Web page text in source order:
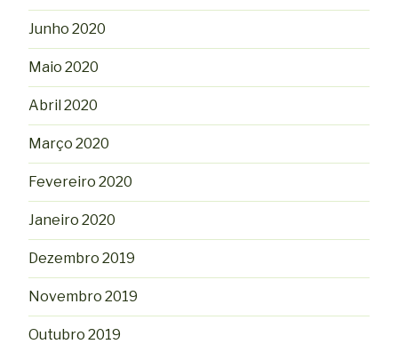
Junho 2020
Maio 2020
Abril 2020
Março 2020
Fevereiro 2020
Janeiro 2020
Dezembro 2019
Novembro 2019
Outubro 2019